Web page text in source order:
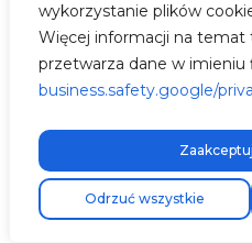
wykorzystanie plików
Więcej informacji na temat
przetwarza dane w imieniu
business.safety.google/
Odrzuć wszystkie
1. Restart ładowarki.
2. Sprawdź, czy
włączony.
:
włączonaDarmowa